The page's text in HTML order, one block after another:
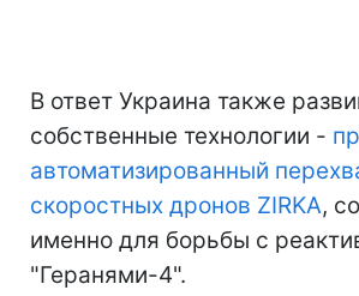
В ответ Украина также
собственные технологии -
автоматизированный
скоростных дронов ZIRKA,
именно для борьбы с
"Геранями-4".